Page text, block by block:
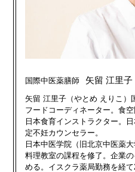
国際中医薬膳師 矢留 江里子
矢留 江里子（やとめ えりこ）
フードコーディネーター。食
日本食育インストラクター。
定不妊カウンセラー。
日本中医学院（旧北京中医薬
料理教室の課程を修了。企業
める。イスクラ薬局勤務を経